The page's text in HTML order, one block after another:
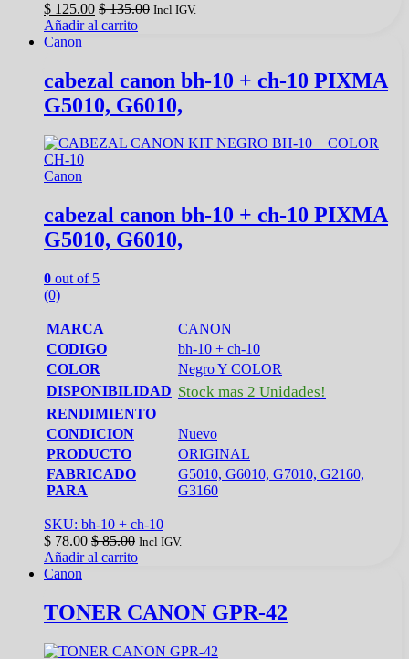
$ 125.00 $135.00 Incl IGV.
Añadir al carrito
Canon
cabezal canon bh‑10 + ch‑10 PIXMA
G5010, G6010,
Canon
cabezal canon bh‑10 + ch‑10 PIXMA
G5010, G6010,
0 out of 5
(0)
MARCA
CANON
CODIGO
bh‑10 + ch‑10
COLOR
Negro Y COLOR
DISPONIBILIDAD Stock mas 2 Unidades!
RENDIMIENTO
CONDICION
Nuevo
PRODUCTO
ORIGINAL
FABRICADO
PARA
G5010, G6010, G7010, G2160,
G3160
SKU: bh‑10 + ch‑10
$ 78.00 $85.00 Incl IGV.
Añadir al carrito
Canon
TONER CANON GPR-42